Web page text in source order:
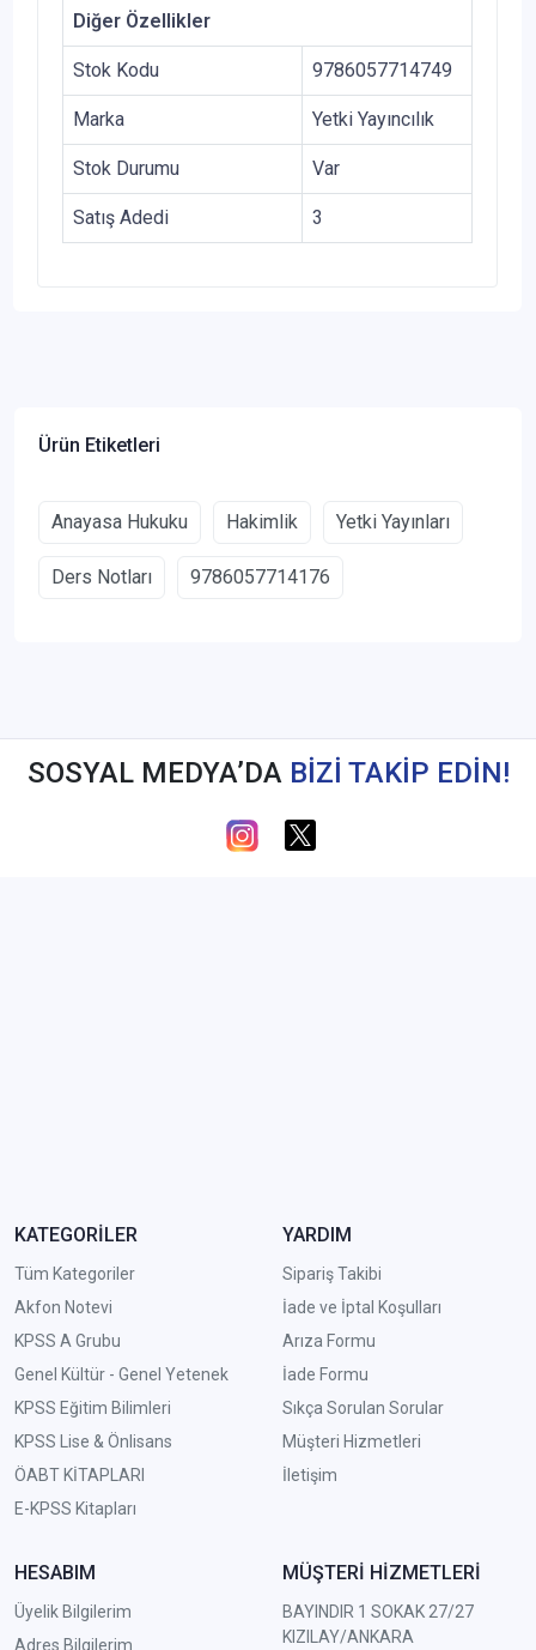
Diğer Özellikler
Stok Kodu 9786057714749
Marka Yetki Yayıncılık
Stok Durumu Var
Satış Adedi 3
Ürün Etiketleri
Anayasa Hukuku Hakimlik Yetki Yayınları
Ders Notları 9786057714176
SOSYAL MEDYA’DA BİZİ TAKİP EDİN!
KATEGORİLER
Tüm Kategoriler
Akfon Notevi
KPSS A Grubu
Genel Kültür - Genel Yetenek
KPSS Eğitim Bilimleri
KPSS Lise & Önlisans
ÖABT KİTAPLARI
E-KPSS Kitapları
YARDIM
Sipariş Takibi
İade ve İptal Koşulları
Arıza Formu
İade Formu
Sıkça Sorulan Sorular
Müşteri Hizmetleri
İletişim
HESABIM
Üyelik Bilgilerim
Adres Bilgilerim
MÜŞTERİ HİZMETLERİ
BAYINDIR 1 SOKAK 27/27
KIZILAY/ANKARA